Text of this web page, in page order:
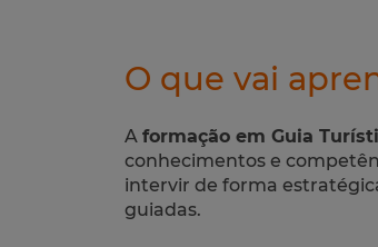
O que vai
A formação em Guia
conhecimentos e
intervir de forma
guiadas.